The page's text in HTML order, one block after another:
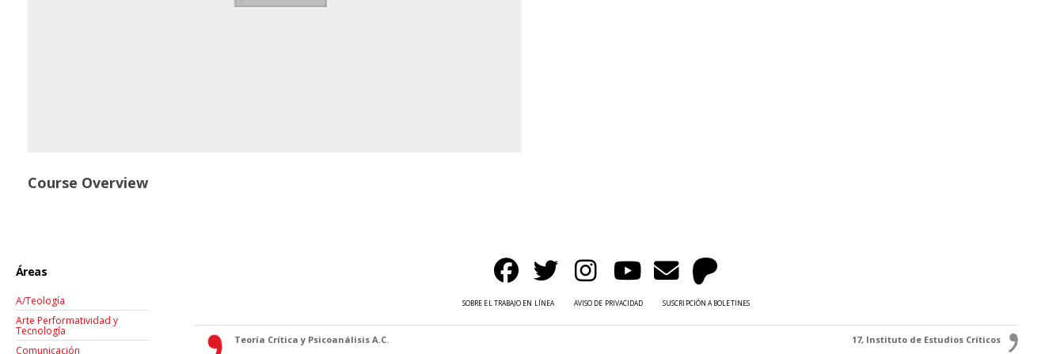
Course Overview
Áreas
A/Teología
Arte Performatividad y
Tecnología
Comunicación
SOBRE EL TRABAJO EN LÍNEA AVISO DE PRIVACIDAD SUSCRIPCIÓN A BOLETINES
Teoría Crítica y Psicoanálisis A.C. 17, Instituto de Estudios Críticos